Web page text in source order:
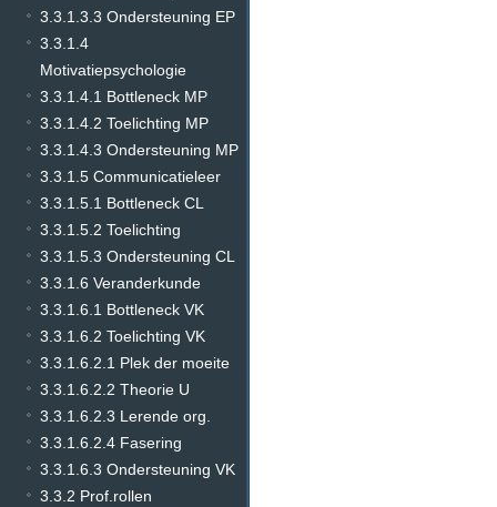
3.3.1.3.3 Ondersteuning EP
3.3.1.4
Motivatiepsychologie
3.3.1.4.1 Bottleneck MP
3.3.1.4.2 Toelichting MP
3.3.1.4.3 Ondersteuning MP
3.3.1.5 Communicatieleer
3.3.1.5.1 Bottleneck CL
3.3.1.5.2 Toelichting
3.3.1.5.3 Ondersteuning CL
3.3.1.6 Veranderkunde
3.3.1.6.1 Bottleneck VK
3.3.1.6.2 Toelichting VK
3.3.1.6.2.1 Plek der moeite
3.3.1.6.2.2 Theorie U
3.3.1.6.2.3 Lerende org.
3.3.1.6.2.4 Fasering
3.3.1.6.3 Ondersteuning VK
3.3.2 Prof.rollen